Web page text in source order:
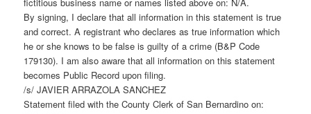
fictitious business name or names listed above on: N/A.
By signing, I declare that all information in this statement is true
and correct. A registrant who declares as true information which
he or she knows to be false is guilty of a crime (B&P Code
179130). I am also aware that all information on this statement
becomes Public Record upon filing.
/s/ JAVIER ARRAZOLA SANCHEZ
Statement filed with the County Clerk of San Bernardino on: